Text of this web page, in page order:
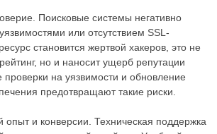
Поисковые системы негативно
или отсутствием SSL-
становится жертвой хакеров, это не
но и наносит ущерб репутации
на уязвимости и обновление
предотвращают такие риски.
опыт и конверсии. Техническая поддержка